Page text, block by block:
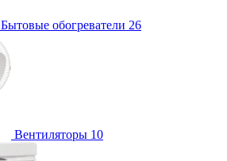
Бытовые обогреватели 26
Вентиляторы 10